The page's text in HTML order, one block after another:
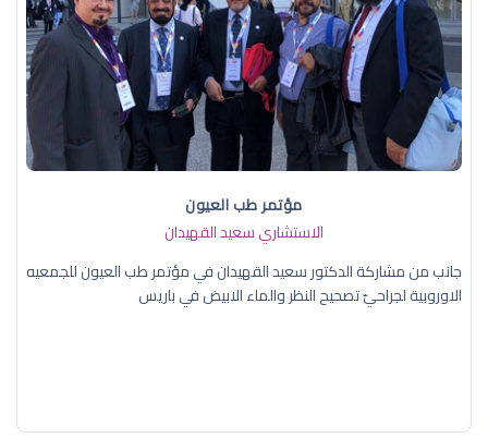
مؤتمر طب العيون
الاستشاري سعيد القهيدان
جانب من مشاركة الدكتور سعيد القهيدان في مؤتمر طب العيون للجمعيه
الاوروبية لجراحيّ تصحيح النظر والماء الابيض في باريس